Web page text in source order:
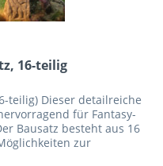
16-teilig
teilig) Dieser detailreiche
für Fantasy-
Bausatz besteht aus 16
zur